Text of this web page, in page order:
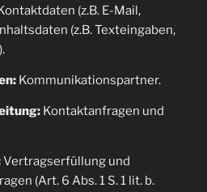
(z.B. E-Mail,
(z.B. Texteingaben,
Kommunikationspartner.
Kontaktanfragen und
Vertragserfüllung und
(Art. 6 Abs. 1 S. 1 lit. b.